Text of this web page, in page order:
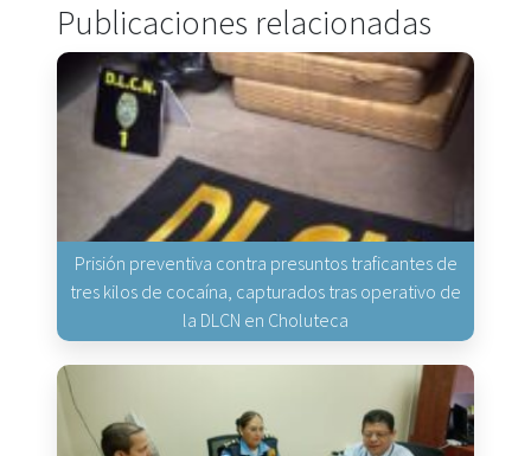
Publicaciones relacionadas
Prisión preventiva contra presuntos traficantes de
tres kilos de cocaína, capturados tras operativo de
la DLCN en Choluteca